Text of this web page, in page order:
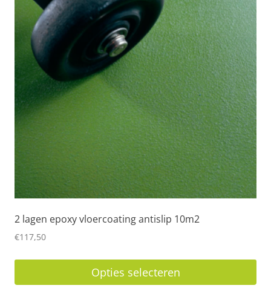
variaties.
Deze
optie
kan
gekozen
worden
op
de
productpagina
2 lagen epoxy vloercoating antislip 10m2
€117,50
Opties selecteren